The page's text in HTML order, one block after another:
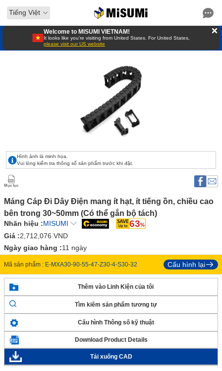
Tiếng Việt
Welcome to MISUMI VIETNAM!
It looks like you’re visiting from United States. For United States,
please visit our US website
Hình ảnh là minh họa.
Vui lòng kiểm tra thông số sản phẩm trước khi đặt.
Mục lục
Máng Cáp Đi Dây Điện mang ít hạt, ít tiếng ồn, chiều cao
bên trong 30~50mm (Có thể gắn bộ tách)
Nhãn hiệu :MISUMI 63
Giá :2,712,076 VND
Ngày giao hàng :11 ngày
Mã sản phẩm : E-MXA30-90-55-47-Z30-4-S30-32 Cấu hình lại
Thêm vào Linh Kiện của tôi
Tìm kiếm sản phẩm tương tự
Cấu hình Thông số kỹ thuật
Download Product Details
Tải xuống CAD